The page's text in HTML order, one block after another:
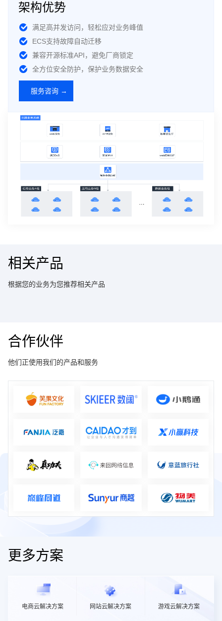
架构优势
满足高并发访问，轻松应对业务峰值
ECS支持故障自动迁移
兼容开源标准API，避免厂商锁定
全方位安全防护，保护业务数据安全
服务咨询 →
相关产品
根据您的业务为您推荐相关产品
合作伙伴
他们正使用我们的产品和服务
更多方案
电商云解决方案 网站云解决方案 游戏云解决方案